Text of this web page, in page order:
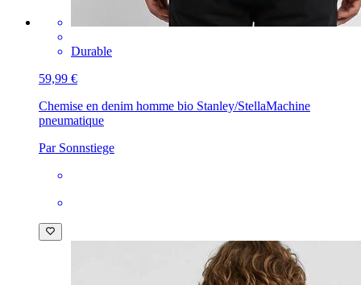
Durable
59,99 €
Chemise en denim homme bio Stanley/StellaMachine
pneumatique
Par Sonnstiege